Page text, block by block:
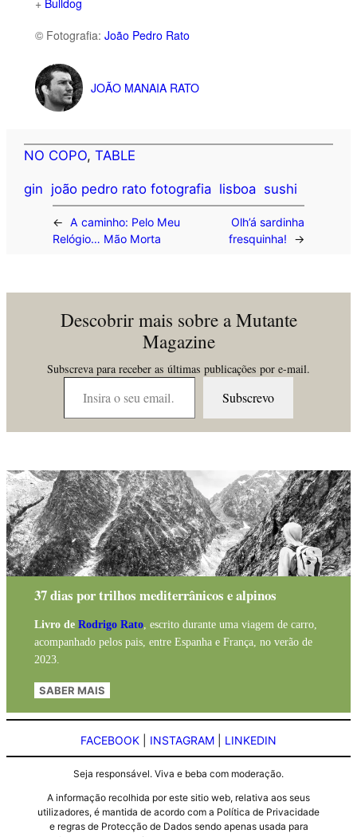
© Fotografia: João Pedro Rato
JOÃO MANAIA RATO
NO COPO, TABLE
gin joão pedro rato fotografia lisboa sushi
←
A caminho: Pelo Meu
Relógio… Mão Morta
Olh’á sardinha
fresquinha!
→
Descobrir mais sobre a Mutante
Magazine
Subscreva para receber as últimas publicações por e-mail.
Insira o seu email…
Subscrevo
37 dias por trilhos mediterrânicos e alpinos
Livro de Rodrigo Rato, escrito durante uma viagem de carro,
acompanhado pelos pais, entre Espanha e França, no verão de
2023.
SABER MAIS
FACEBOOK INSTAGRAM LINKEDIN
Seja responsável. Viva e beba com moderação.
A informação recolhida por este sitio web, relativa aos seus
utilizadores, é mantida de acordo com a Política de Privacidade
e regras de Protecção de Dados sendo apenas usada para